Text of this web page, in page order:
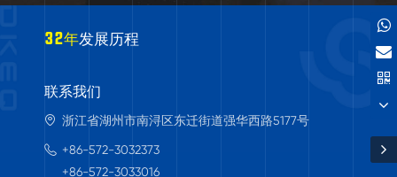
32年发展历程
联系我们
浙江省湖州市南浔区东迁街道强华西路5177号
+86-572-3032373
+86-572-3033016